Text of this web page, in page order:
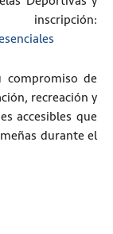
compromiso de
recreación y
accesibles que
durante el